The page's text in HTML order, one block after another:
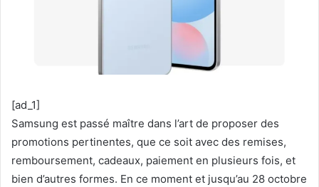
[ad_1]
Samsung est passé maître dans l’art de proposer des
promotions pertinentes, que ce soit avec des remises,
remboursement, cadeaux, paiement en plusieurs fois, et
bien d’autres formes. En ce moment et jusqu’au 28 octobre